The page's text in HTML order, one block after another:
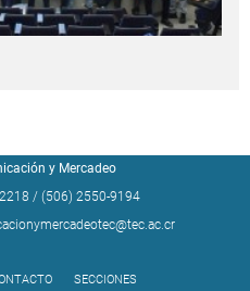
y Mercadeo
/ (506) 2550-9194
SECCIONES